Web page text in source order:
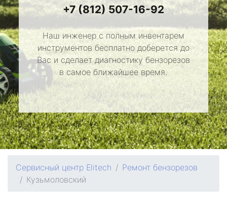
+7 (812) 507-16-92
Наш инженер с полным инвентарем
инструментов бесплатно доберется до
Вас и сделает диагностику бензорезов
в самое ближайшее время.
Сервисный центр Elitech
Ремонт бензорезов
Кузьмоловский